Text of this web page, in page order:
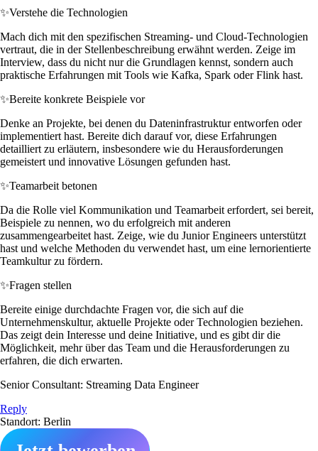
✨Verstehe die Technologien
Mach dich mit den spezifischen Streaming- und Cloud-Technologien
vertraut, die in der Stellenbeschreibung erwähnt werden. Zeige im
Interview, dass du nicht nur die Grundlagen kennst, sondern auch
praktische Erfahrungen mit Tools wie Kafka, Spark oder Flink hast.
✨Bereite konkrete Beispiele vor
Denke an Projekte, bei denen du Dateninfrastruktur entworfen oder
implementiert hast. Bereite dich darauf vor, diese Erfahrungen
detailliert zu erläutern, insbesondere wie du Herausforderungen
gemeistert und innovative Lösungen gefunden hast.
✨Teamarbeit betonen
Da die Rolle viel Kommunikation und Teamarbeit erfordert, sei bereit,
Beispiele zu nennen, wo du erfolgreich mit anderen
zusammengearbeitet hast. Zeige, wie du Junior Engineers unterstützt
hast und welche Methoden du verwendet hast, um eine lernorientierte
Teamkultur zu fördern.
✨Fragen stellen
Bereite einige durchdachte Fragen vor, die sich auf die
Unternehmenskultur, aktuelle Projekte oder Technologien beziehen.
Das zeigt dein Interesse und deine Initiative, und es gibt dir die
Möglichkeit, mehr über das Team und die Herausforderungen zu
erfahren, die dich erwarten.
Senior Consultant: Streaming Data Engineer
Reply
Standort: Berlin